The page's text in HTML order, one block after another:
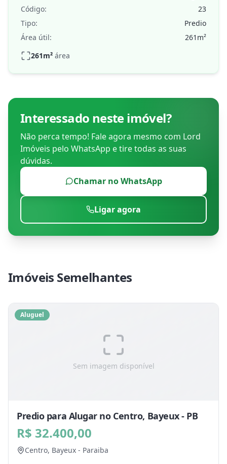
Código:
23
Tipo:
Predio
Área útil:
261 m²
261m² área
Interessado neste imóvel?
Não perca tempo! Fale agora mesmo com Lord
Imóveis pelo WhatsApp e tire todas as suas
dúvidas.
Chamar no WhatsApp
Ligar agora
Imóveis Semelhantes
Sem imagem disponível
Aluguel
Predio para Alugar no Centro, Bayeux - PB
R$ 32.400,00
Centro, Bayeux - Paraiba